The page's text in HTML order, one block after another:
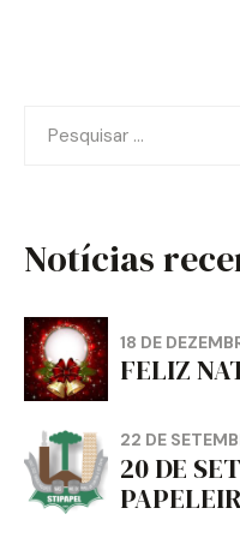
por:
Notícias
18 DE
FELIZ
22 DE
20 DE